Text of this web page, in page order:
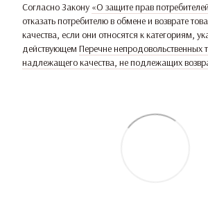
Согласно Закону «О защите прав
отказать потребителю в обмене и возврате
качества, если они относятся к категориям,
действующем Перечне непродовольственных
надлежащего качества, не подлежащих